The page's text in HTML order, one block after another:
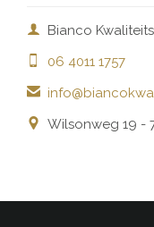
 Bianco
06 4011 1757

 Wilsonweg 19 -